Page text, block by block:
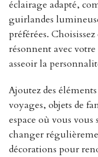
éclairage adapté,
guirlandes
préférées.
résonnent avec
asseoir la
Ajoutez des
voyages, objets de
espace où vous vous
changer
décorations pour